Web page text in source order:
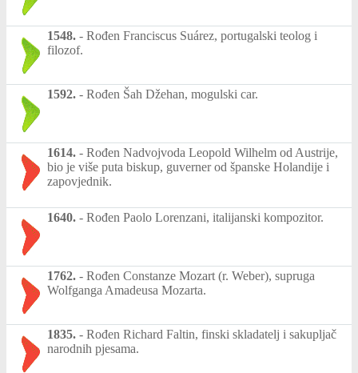
1548. - Rođen Franciscus Suárez, portugalski teolog i
filozof.
1592. - Rođen Šah Džehan, mogulski car.
1614. - Rođen Nadvojvoda Leopold Wilhelm od Austrije,
bio je više puta biskup, guverner od španske Holandije i
zapovjednik.
1640. - Rođen Paolo Lorenzani, italijanski kompozitor.
1762. - Rođen Constanze Mozart (r. Weber), supruga
Wolfganga Amadeusa Mozarta.
1835. - Rođen Richard Faltin, finski skladatelj i sakupljač
narodnih pjesama.